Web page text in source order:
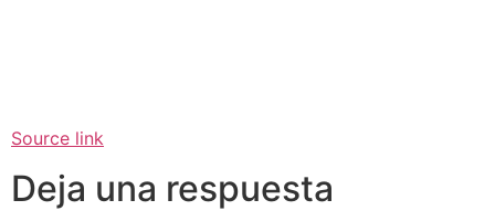
Source link
Deja una respuesta